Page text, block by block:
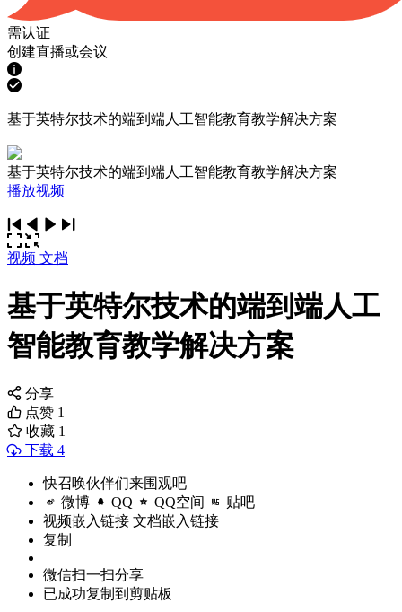
需认证
创建直播或会议
基于英特尔技术的端到端人工智能教育教学解决方案
基于英特尔技术的端到端人工智能教育教学解决方案
播放视频
视频 文档
基于英特尔技术的端到端人工
智能教育教学解决方案
分享
点赞 1
收藏 1
下载 4
快召唤伙伴们来围观吧
微博 QQ QQ空间 贴吧
视频嵌入链接 文档嵌入链接
复制
微信扫一扫分享
已成功复制到剪贴板